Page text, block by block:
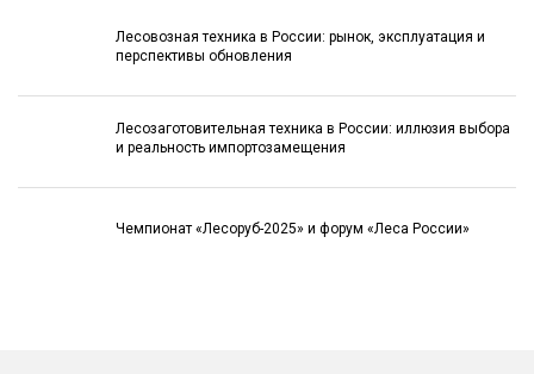
Лесовозная техника в России: рынок, эксплуатация и
перспективы обновления
Лесозаготовительная техника в России: иллюзия выбора
и реальность импортозамещения
Чемпионат «Лесоруб-2025» и форум «Леса России»